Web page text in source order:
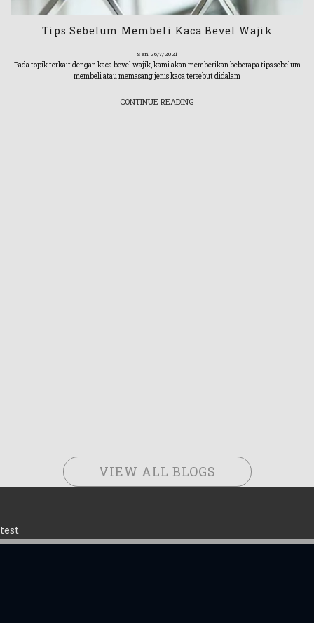
Tips Sebelum Membeli Kaca Bevel Wajik
Sen 26/7/2021
Pada topik terkait dengan kaca bevel wajik, kami akan memberikan beberapa tips sebelum
membeli atau memasang jenis kaca tersebut didalam
CONTINUE READING
VIEW ALL BLOGS
test